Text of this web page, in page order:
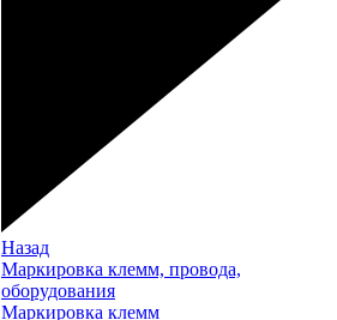
Назад
Маркировка клемм, провода,
оборудования
Маркировка клемм